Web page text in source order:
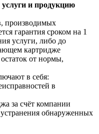
услуги и продукцию
производимых
гарантия сроком на 1
услуги, либо до
картридже
от нормы,
в себя:
в
за счёт компании
обнаруженных